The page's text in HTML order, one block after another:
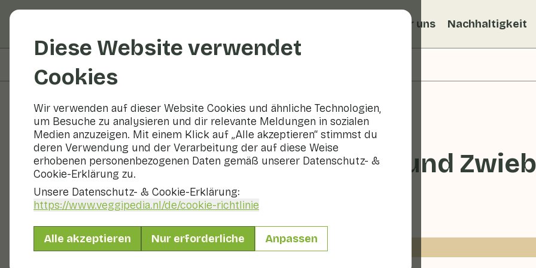
Diese Website verwendet
Cookies
Wir verwenden auf dieser Website Cookies und ähnliche Technologien,
um Besuche zu analysieren und dir relevante Meldungen in sozialen
Medien anzuzeigen. Mit einem Klick auf „Alle akzeptieren“ stimmst du
deren Verwendung und der Verarbeitung der auf diese Weise
erhobenen personenbezogenen Daten gemäß unserer Datenschutz- &
Cookie-Erklärung zu.
Unsere Datenschutz- & Cookie-Erklärung:
https://www.veggipedia.nl/de/cookie-richtlinie
Alle akzeptieren Nur erforderliche Anpassen
Über uns Nachhaltigkeit
Rezepte
Zucchini mit Anchovis und
Hauptgericht 2 Personen
Mit saisonalen Produkten